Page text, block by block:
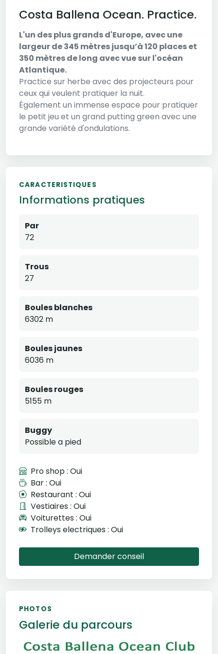
Costa Ballena Ocean. Practice.
L'un des plus grands d'Europe, avec une
largeur de 345 mètres jusqu’à 120 places et
350 mètres de long avec vue sur l'océan
Atlantique.
Practice sur herbe avec des projecteurs pour
ceux qui veulent pratiquer la nuit.
Également un immense espace pour pratiquer
le petit jeu et un grand putting green avec une
grande variété d'ondulations.
CARACTERISTIQUES
Informations pratiques
Par
72
Trous
27
Boules blanches
6302 m
Boules jaunes
6036 m
Boules rouges
5155 m
Buggy
Possible a pied
Pro shop : Oui
Bar : Oui
Restaurant : Oui
Vestiaires : Oui
Voiturettes : Oui
Trolleys electriques : Oui
Demander conseil
PHOTOS
Galerie du parcours